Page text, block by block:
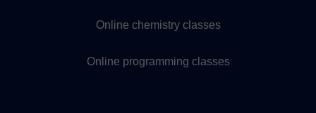
Online chemistry classes
Online programming classes